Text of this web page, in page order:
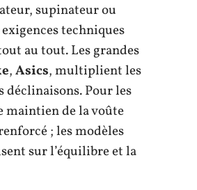
supinateur ou
techniques
au tout. Les grandes
,Asics, multiplient les
déclinaisons. Pour les
maintien de la voûte
; les modèles
sur l’équilibre et la